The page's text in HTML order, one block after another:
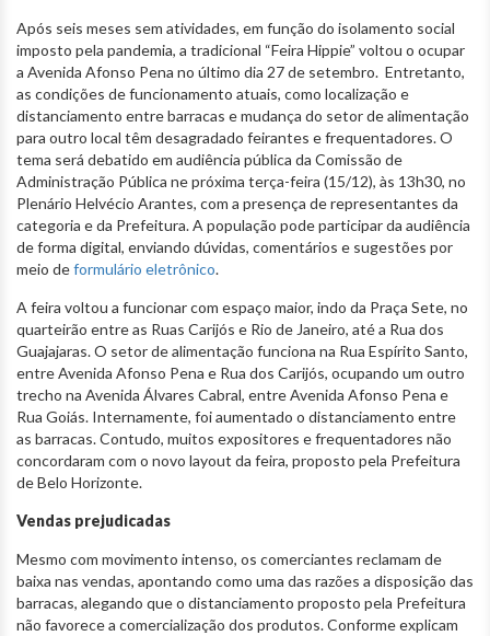
Após seis meses sem atividades, em função do isolamento social
imposto pela pandemia, a tradicional “Feira Hippie” voltou o ocupar
a Avenida Afonso Pena no último dia 27 de setembro. Entretanto,
as condições de funcionamento atuais, como localização e
distanciamento entre barracas e mudança do setor de alimentação
para outro local têm desagradado feirantes e frequentadores. O
tema será debatido em audiência pública da Comissão de
Administração Pública ne próxima terça-feira (15/12), às 13h30, no
Plenário Helvécio Arantes, com a presença de representantes da
categoria e da Prefeitura. A população pode participar da audiência
de forma digital, enviando dúvidas, comentários e sugestões por
meio deformulário eletrônico.
A feira voltou a funcionar com espaço maior, indo da Praça Sete, no
quarteirão entre as Ruas Carijós e Rio de Janeiro, até a Rua dos
Guajajaras. O setor de alimentação funciona na Rua Espírito Santo,
entre Avenida Afonso Pena e Rua dos Carijós, ocupando um outro
trecho na Avenida Álvares Cabral, entre Avenida Afonso Pena e
Rua Goiás. Internamente, foi aumentado o distanciamento entre
as barracas. Contudo, muitos expositores e frequentadores não
concordaram com o novo layout da feira, proposto pela Prefeitura
de Belo Horizonte.
Vendas prejudicadas
Mesmo com movimento intenso, os comerciantes reclamam de
baixa nas vendas, apontando como uma das razões a disposição das
barracas, alegando que o distanciamento proposto pela Prefeitura
não favorece a comercialização dos produtos. Conforme explicam